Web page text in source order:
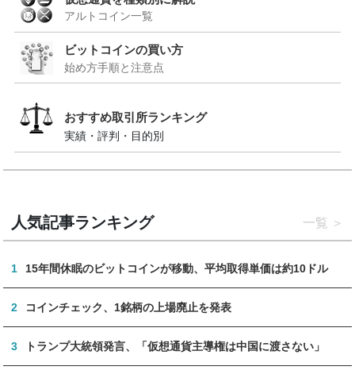
アルトコイン一覧
ビットコインの買い方
始め方手順と注意点
おすすめ取引所ランキング
実績・評判・目的別
人気記事ランキング 一覧
1 15年間休眠のビットコインが移動、平均取得単価は約10ドル
2 コインチェック、1銘柄の上場廃止を発表
3 トランプ大統領発言、「仮想通貨主導権は中国に渡さない」